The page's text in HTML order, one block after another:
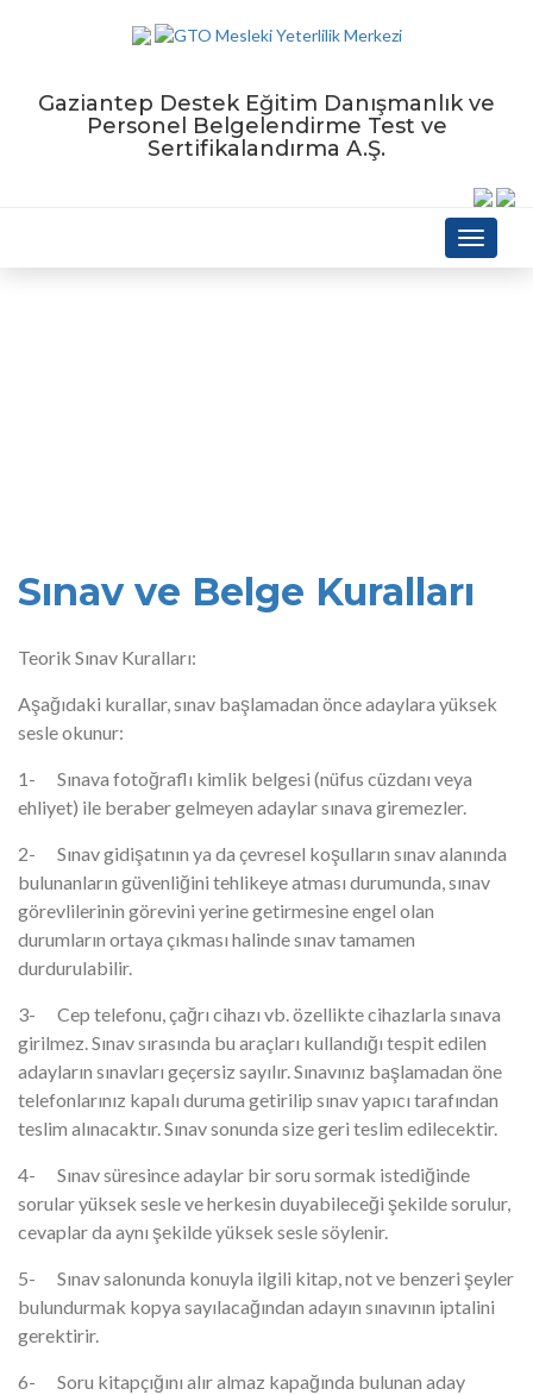
Gaziantep Destek Eğitim Danışmanlık ve
Personel Belgelendirme Test ve
Sertifikalandırma A.Ş.
Menu
Sınav ve Belge Kuralları
Teorik Sınav Kuralları:
Aşağıdaki kurallar, sınav başlamadan önce adaylara yüksek
sesle okunur:
1- Sınava fotoğraflı kimlik belgesi (nüfus cüzdanı veya
ehliyet) ile beraber gelmeyen adaylar sınava giremezler.
2- Sınav gidişatının ya da çevresel koşulların sınav alanında
bulunanların güvenliğini tehlikeye atması durumunda, sınav
görevlilerinin görevini yerine getirmesine engel olan
durumların ortaya çıkması halinde sınav tamamen
durdurulabilir.
3- Cep telefonu, çağrı cihazı vb. özellikte cihazlarla sınava
girilmez. Sınav sırasında bu araçları kullandığı tespit edilen
adayların sınavları geçersiz sayılır. Sınavınız başlamadan öne
telefonlarınız kapalı duruma getirilip sınav yapıcı tarafından
teslim alınacaktır. Sınav sonunda size geri teslim edilecektir.
4- Sınav süresince adaylar bir soru sormak istediğinde
sorular yüksek sesle ve herkesin duyabileceği şekilde sorulur,
cevaplar da aynı şekilde yüksek sesle söylenir.
5- Sınav salonunda konuyla ilgili kitap, not ve benzeri şeyler
bulundurmak kopya sayılacağından adayın sınavının iptalini
gerektirir.
6- Soru kitapçığını alır almaz kapağında bulunan aday